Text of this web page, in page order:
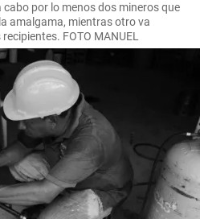
cabo por lo menos dos mineros que
amalgama, mientras otro va
FOTO MANUEL